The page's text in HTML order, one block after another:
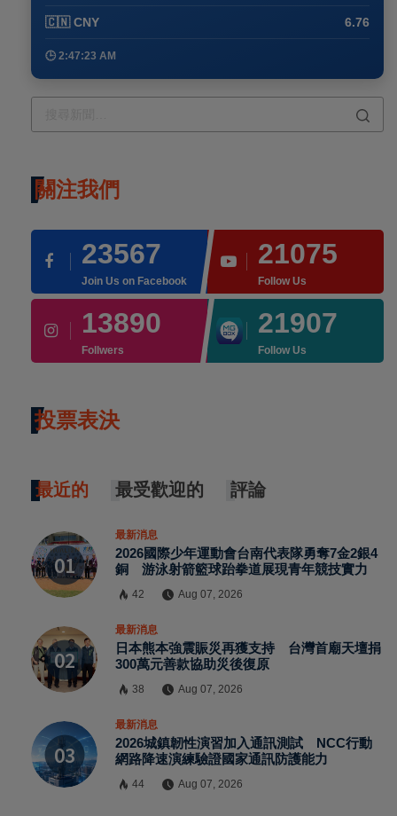
🇨🇳 CNY 6.76
🕒 2:47:23 AM
關注我們
23567
Join Us on Facebook
21075
Follow Us
13890
Follwers
21907
Follow Us
投票表決
最近的 最受歡迎的 評論
最新消息
2026國際少年運動會台南代表隊勇奪7金2銀4
銅 游泳射箭籃球跆拳道展現青年競技實力
42 Aug 07, 2026
最新消息
日本熊本強震賑災再獲支持 台灣首廟天壇捐
300萬元善款協助災後復原
38 Aug 07, 2026
最新消息
2026城鎮韌性演習加入通訊測試 NCC行動
網路降速演練驗證國家通訊防護能力
44 Aug 07, 2026